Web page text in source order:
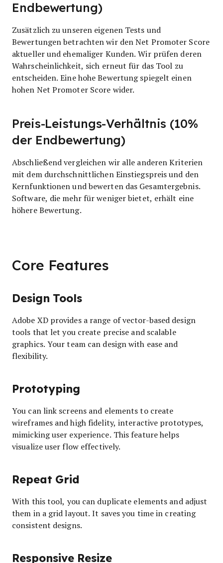
Endbewertung)
Zusätzlich zu unseren eigenen Tests und
Bewertungen betrachten wir den Net Promoter Score
aktueller und ehemaliger Kunden. Wir prüfen deren
Wahrscheinlichkeit, sich erneut für das Tool zu
entscheiden. Eine hohe Bewertung spiegelt einen
hohen Net Promoter Score wider.
Preis-Leistungs-Verhältnis (10%
der Endbewertung)
Abschließend vergleichen wir alle anderen Kriterien
mit dem durchschnittlichen Einstiegspreis und den
Kernfunktionen und bewerten das Gesamtergebnis.
Software, die mehr für weniger bietet, erhält eine
höhere Bewertung.
Core Features
Design Tools
Adobe XD provides a range of vector-based design
tools that let you create precise and scalable
graphics. Your team can design with ease and
flexibility.
Prototyping
You can link screens and elements to create
wireframes and high fidelity, interactive prototypes,
mimicking user experience. This feature helps
visualize user flow effectively.
Repeat Grid
With this tool, you can duplicate elements and adjust
them in a grid layout. It saves you time in creating
consistent designs.
Responsive Resize